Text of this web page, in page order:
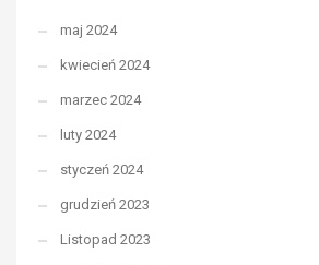
maj 2024
kwiecień 2024
marzec 2024
luty 2024
styczeń 2024
grudzień 2023
Listopad 2023